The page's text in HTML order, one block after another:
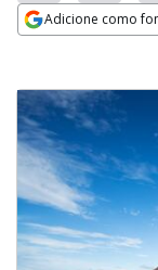
Adicione como